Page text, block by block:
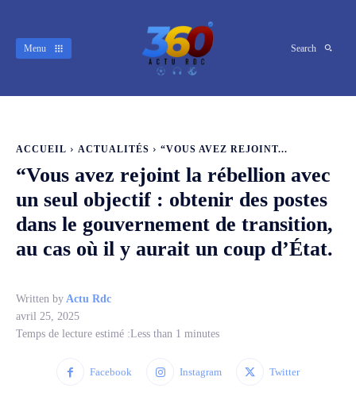
Menu Search
ACCUEIL ACTUALITÉS “VOUS AVEZ REJOINT...
“Vous avez rejoint la rébellion avec
un seul objectif : obtenir des postes
dans le gouvernement de transition,
au cas où il y aurait un coup d’État.
Written by Actu Rdc
avril 25, 2025
Temps de lecture estimé :Less than 1 minutes
Facebook Instagram Twitter